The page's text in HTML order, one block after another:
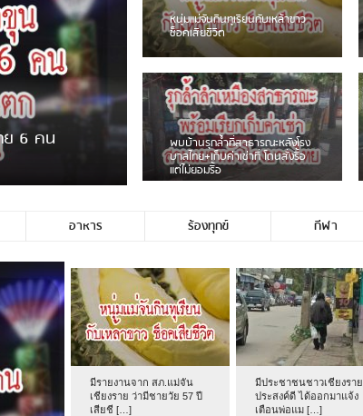
แจ้งเตือน ระวังคนเร่ร่อนหน้า
รพ.ไทย หลอกขอเงินแต่เอาไปกิน
เหล้า
ชาวเชียงรายฉุนจัด พบคนทิ้งเศษ
กระจกแตกลงแม่น้ำกกฝั่งหมิ่น
ชาวเน็ตสวดยับ! พบพม่
พอไม่ซื้อเดินตาม
มีชาวเน็ตรายหนึ่งซึ่งแจ้งว่าตนเอ
อาหาร ร้องทุกข์ กีฬา
มีรายงานจาก สภ.แม่จัน
เชียงราย ว่ามีชายวัย 57 ปี
เสียชี […]
มีประชาชนชาวเชียงรา
ประสงค์ดี ได้ออกมาแจ้ง
เตือนพ่อแม […]